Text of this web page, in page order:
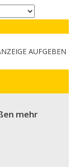
AUFGEBEN
mehr